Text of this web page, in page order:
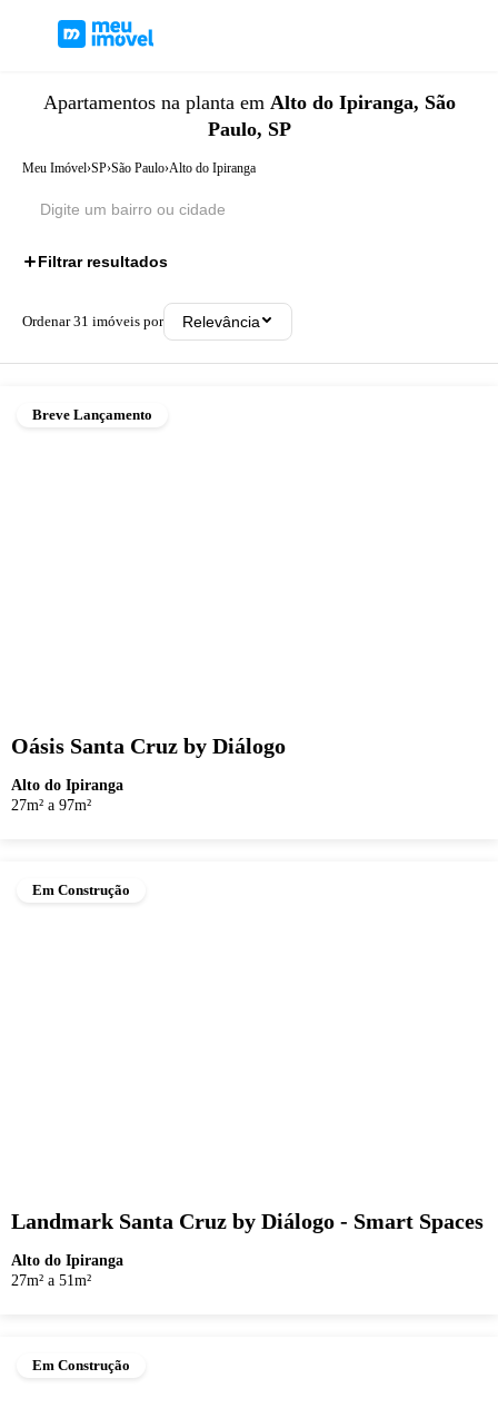
Apartamentos na planta em Alto do Ipiranga, São
Paulo, SP
Meu Imóvel›SP›São Paulo›Alto do Ipiranga
Filtrar resultados
Ordenar31 imóveis por Relevância
Breve Lançamento
Oásis Santa Cruz by Diálogo
Alto do Ipiranga
27m² a 97m²
Em Construção
Landmark Santa Cruz by Diálogo - Smart Spaces
Alto do Ipiranga
27m² a 51m²
Em Construção